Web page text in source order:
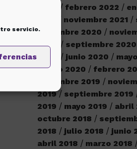
servicio.
febrero 2022
noviembre 2021
diciembre 2020
2020
septiembre 2020
junio 2020
marzo 2020
febrero
diciembre 2019
2019
septiembre 2019
2019
mayo 2019 abril
octubre 2018
2018
julio 2018 junio
abril 2018
marzo 2018